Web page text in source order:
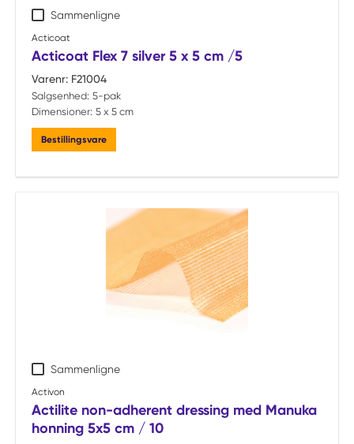
Sammenligne
Acticoat
Acticoat Flex 7 silver 5 x 5 cm /5
Varenr: F21004
Salgsenhed: 5-pak
Dimensioner: 5 x 5 cm
Bestillingsvare
Sammenligne
Activon
Actilite non-adherent dressing med Manuka
honning 5x5 cm / 10